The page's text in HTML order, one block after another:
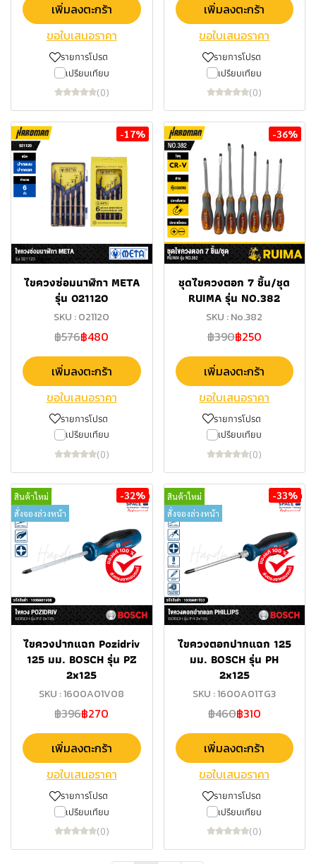
เพิ่มลงตะกร้า
ขอใบเสนอราคา
รายการโปรด
เปรียบเทียบ
(0)
เพิ่มลงตะกร้า
ขอใบเสนอราคา
รายการโปรด
เปรียบเทียบ
(0)
-17%
ไขควงซ่อมนาฬิกา META
รุ่น 021120
SKU : 021120
฿576฿480
เพิ่มลงตะกร้า
ขอใบเสนอราคา
รายการโปรด
เปรียบเทียบ
(0)
-36%
ชุดไขควงตอก 7 ชิ้น/ชุด
RUIMA รุ่น NO.382
SKU : No.382
฿390฿250
เพิ่มลงตะกร้า
ขอใบเสนอราคา
รายการโปรด
เปรียบเทียบ
(0)
สินค้าใหม่
สั่งจองล่วงหน้า
-32%
ไขควงปากแฉก Pozidriv
125 มม. BOSCH รุ่น PZ
2x125
SKU : 1600A01V08
฿396฿270
เพิ่มลงตะกร้า
ขอใบเสนอราคา
รายการโปรด
เปรียบเทียบ
(0)
สินค้าใหม่
สั่งจองล่วงหน้า
-33%
ไขควงตอกปากแฉก 125
มม. BOSCH รุ่น PH
2x125
SKU : 1600A01TG3
฿460฿310
เพิ่มลงตะกร้า
ขอใบเสนอราคา
รายการโปรด
เปรียบเทียบ
(0)